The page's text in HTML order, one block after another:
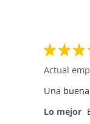
Actual
Una
Lo mejor